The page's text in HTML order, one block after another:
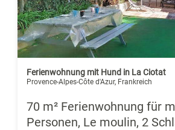
Ferienwohnung mit Hund in La Ciotat
Provence-Alpes-Côte d'Azur, Frankreich
70 m² Ferienwohnung für
Personen, Le moulin, 2